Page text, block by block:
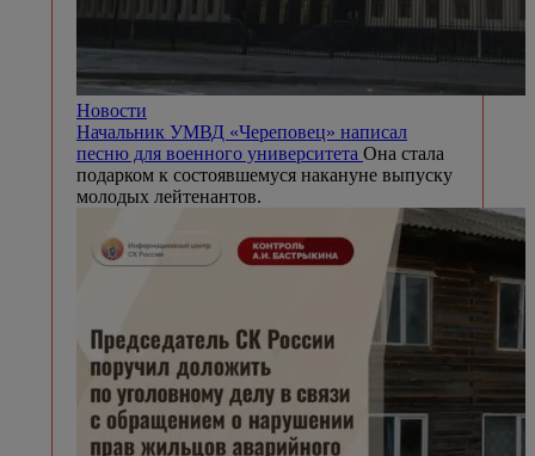
Новости
Начальник УМВД «Череповец» написал
песню для военного университета Она стала
подарком к состоявшемуся накануне выпуску
молодых лейтенантов.